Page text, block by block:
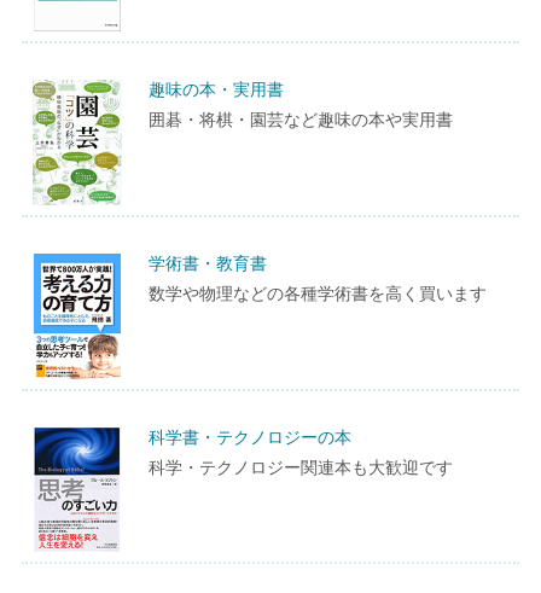
趣味の本・実用書
囲碁・将棋・園芸など趣味の本や実用書
学術書・教育書
数学や物理などの各種学術書を高く買います
科学書・テクノロジーの本
科学・テクノロジー関連本も大歓迎です